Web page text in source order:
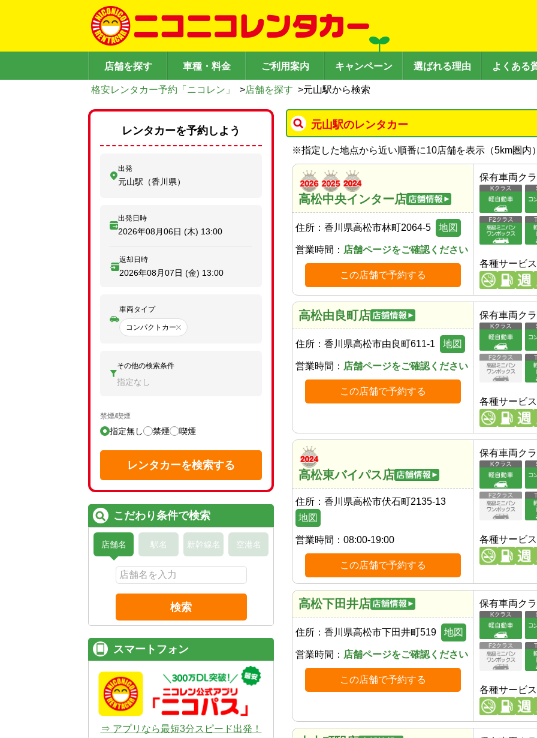
店舗を探す 車種・料金 ご利用案内 キャンペーン 選ばれる理由 よくある
格安レンタカー予約「ニコレン」 >店舗を探す >元山駅から検索
元山駅のレンタカー
※指定した地点から近い順番に10店舗を表示（5km圏内
高松中央インター店
住所： 香川県高松市林町2064-5 地図
営業時間： 店舗ページをご確認ください
この店舗で予約する
保有車両ク
各種サービス
高松由良町店
住所： 香川県高松市由良町611-1 地図
営業時間： 店舗ページをご確認ください
この店舗で予約する
保有車両ク
各種サービス
高松東バイパス店
住所： 香川県高松市伏石町2135-13
地図
営業時間： 08:00-19:00
この店舗で予約する
保有車両ク
各種サービス
高松下田井店
住所： 香川県高松市下田井町519 地図
営業時間： 店舗ページをご確認ください
この店舗で予約する
保有車両ク
各種サービス
レンタカーを予約しよう
出発
元山駅（香川県）
出発日時
2026年08月06日 (木) 13:00
返却日時
2026年08月07日 (金) 13:00
車両タイプ
コンパクトカー
その他の検索条件
指定なし
禁煙/喫煙
指定無し 禁煙 喫煙
レンタカーを検索する
こだわり条件で検索
店舗名 駅名 新幹線名 空港名
検索
スマートフォン
⇒ アプリなら最短3分スピード出発！